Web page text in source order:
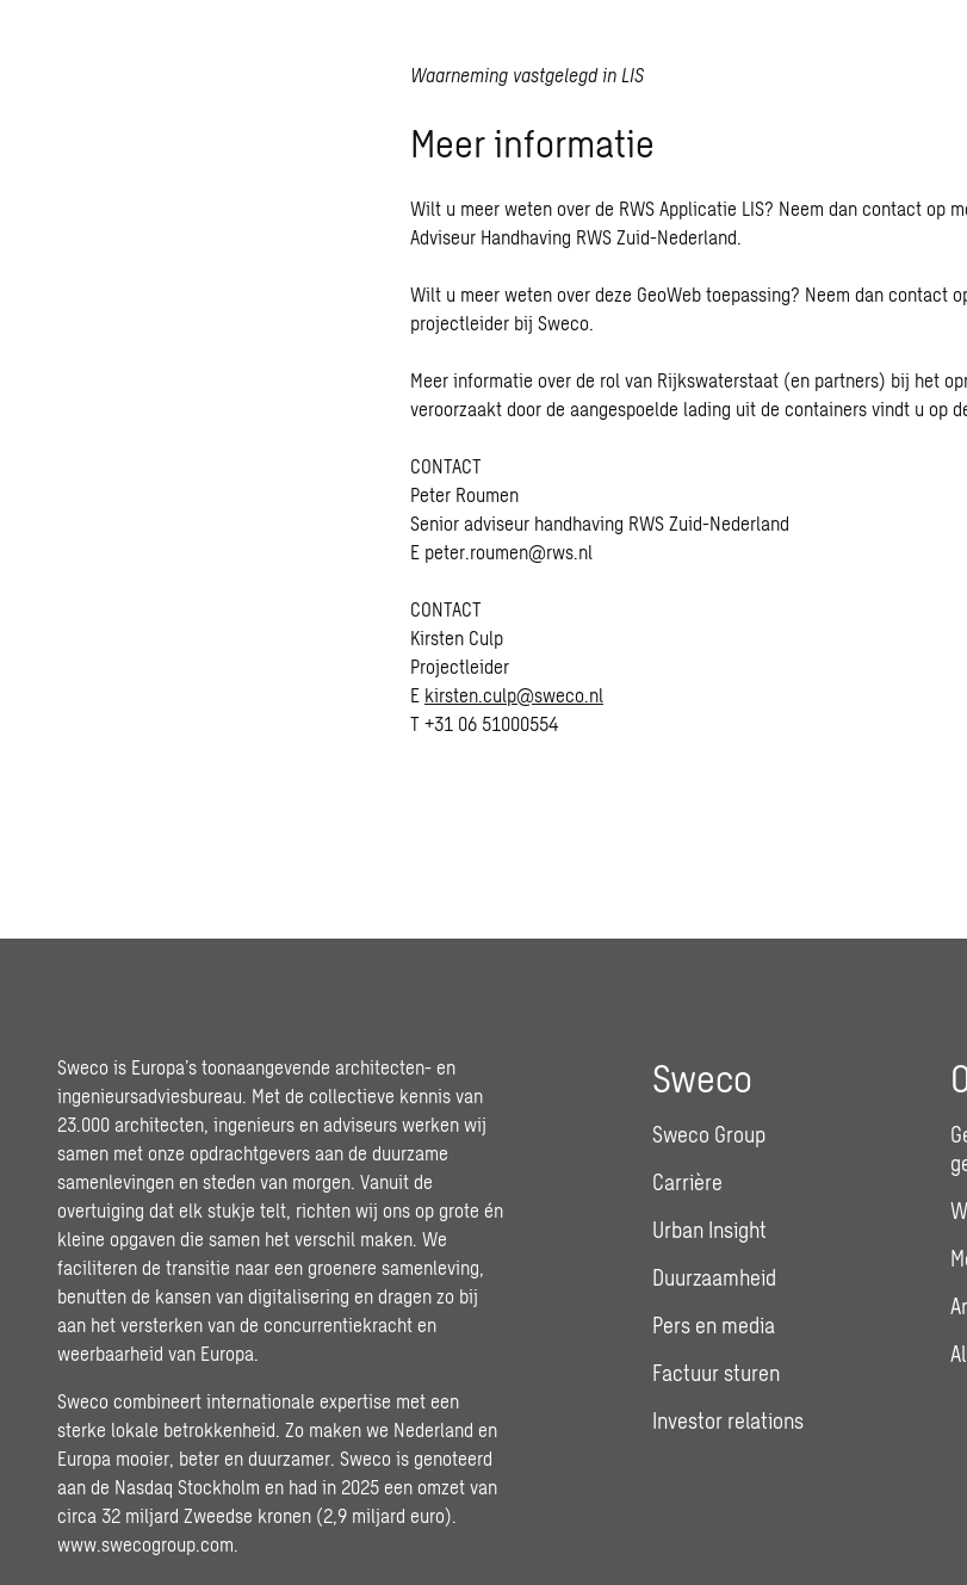
Waarneming vastgelegd in LIS
Meer informatie
Wilt u meer weten over de RWS Applicatie LIS? Neem dan contact op
Adviseur Handhaving RWS Zuid-Nederland.
Wilt u meer weten over deze GeoWeb toepassing? Neem dan contact
projectleider bij Sweco.
Meer informatie over de rol van Rijkswaterstaat (en partners) bij het
veroorzaakt door de aangespoelde lading uit de containers vindt u op
CONTACT
Peter Roumen
Senior adviseur handhaving RWS Zuid-Nederland
E peter.roumen@rws.nl
CONTACT
Kirsten Culp
Projectleider
E kirsten.culp@sweco.nl
T +31 06 51000554
Sweco is Europa’s toonaangevende architecten- en
ingenieursadviesbureau. Met de collectieve kennis van
23.000 architecten, ingenieurs en adviseurs werken wij
samen met onze opdrachtgevers aan de duurzame
samenlevingen en steden van morgen. Vanuit de
overtuiging dat elk stukje telt, richten wij ons op grote én
kleine opgaven die samen het verschil maken. We
faciliteren de transitie naar een groenere samenleving,
benutten de kansen van digitalisering en dragen zo bij
aan het versterken van de concurrentiekracht en
weerbaarheid van Europa.
Sweco combineert internationale expertise met een
sterke lokale betrokkenheid. Zo maken we Nederland en
Europa mooier, beter en duurzamer. Sweco is genoteerd
aan de Nasdaq Stockholm en had in 2025 een omzet van
circa 32 miljard Zweedse kronen (2,9 miljard euro).
www.swecogroup.com
Sweco
Sweco Group
Carrière
Urban Insight
Duurzaamheid
Pers en media
Factuur sturen
Investor relations